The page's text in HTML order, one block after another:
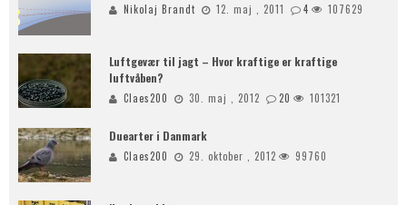
Nikolaj Brandt 12. maj , 2011 4 107629
Luftgevær til jagt – Hvor kraftige er kraftige
luftvåben?
Claes200 30. maj , 2012 20 101321
Duearter i Danmark
Claes200 29. oktober , 2012 99760